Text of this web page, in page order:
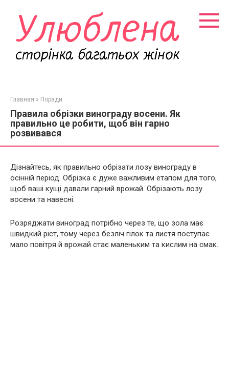
контенту
Главная » Поради
Правила обрізки винограду восени. Як
правильно це робити, щоб він гарно
розвивався
Дізнайтесь, як правильно обрізати лозу винограду в
осінній період. Обрізка є дуже важливим етапом для того,
щоб ваші кущі давали гарний врожай. Обрізають лозу
восени та навесні.
Розряджати виноград потрібно через те, що зола має
швидкий ріст, тому через безліч гілок та листя поступає
мало повітря й врожай стає маленьким та кислим на смак.